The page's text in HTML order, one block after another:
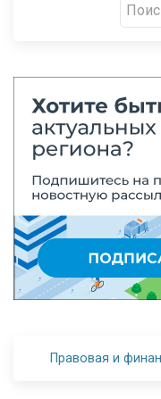
Правовая и